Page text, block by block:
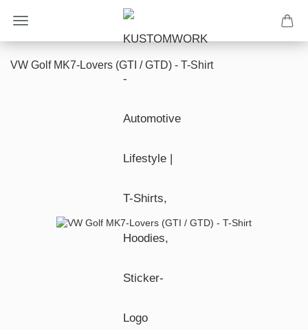
VW Golf MK7-Lovers (GTI / GTD) - T-Shirt